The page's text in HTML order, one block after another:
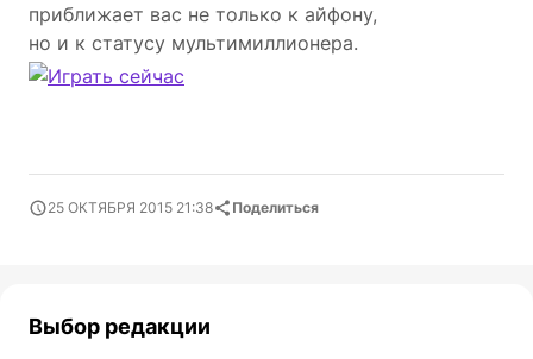
приближает вас не только к айфону,
но и к статусу мультимиллионера.
25 ОКТЯБРЯ 2015 21:38 Поделиться
Выбор редакции